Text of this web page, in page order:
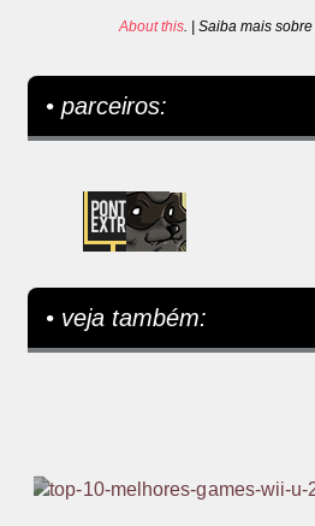
About this. | Saiba mais
• parceiros:
• veja também: